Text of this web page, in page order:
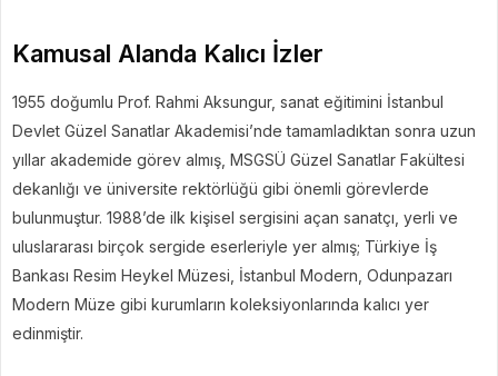
Kamusal Alanda Kalıcı İzler
1955 doğumlu Prof. Rahmi Aksungur, sanat eğitimini İstanbul
Devlet Güzel Sanatlar Akademisi’nde tamamladıktan sonra uzun
yıllar akademide görev almış, MSGSÜ Güzel Sanatlar Fakültesi
dekanlığı ve üniversite rektörlüğü gibi önemli görevlerde
bulunmuştur. 1988’de ilk kişisel sergisini açan sanatçı, yerli ve
uluslararası birçok sergide eserleriyle yer almış; Türkiye İş
Bankası Resim Heykel Müzesi, İstanbul Modern, Odunpazarı
Modern Müze gibi kurumların koleksiyonlarında kalıcı yer
edinmiştir.